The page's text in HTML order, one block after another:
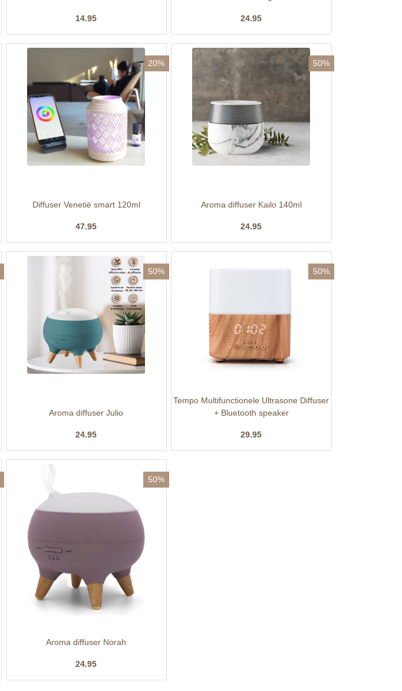
14.95 24.95
20%
Diffuser Venetië smart 120ml
47.95
50%
Aroma diffuser Kailo 140ml
24.95
50%
Aroma diffuser Julio
24.95
50%
Tempo Multifunctionele Ultrasone Diffuser
+ Bluetooth speaker
29.95
50%
Aroma diffuser Norah
24.95